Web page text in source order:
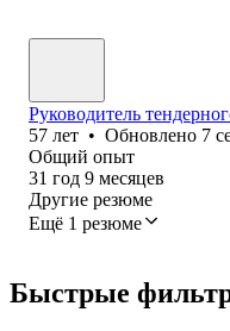
Руководитель
57 лет • Обновлено 7
Общий опыт
31 год 9 месяцев
Другие резюме
Ещё 1 резюме
Быстрые